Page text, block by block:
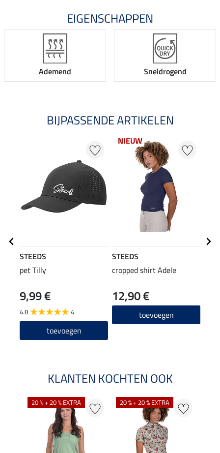
EIGENSCHAPPEN
Ademend Sneldrogend
BIJPASSENDE ARTIKELEN
STEEDS
pet Tilly
9,99 €
4.8 4
toevoegen
NIEUW
STEEDS
cropped shirt Adele
12,90 €
toevoegen
KLANTEN KOCHTEN OOK
20 % + 20 % EXTRA 20 % + 20 % EXTRA